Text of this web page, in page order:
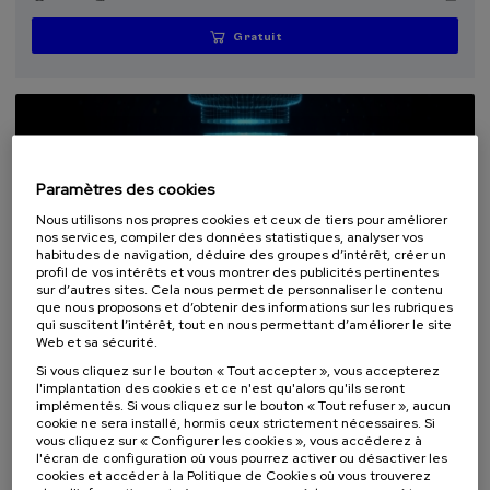
...
Gratuit
Dernières
places
Gratuit
Date
passée
Liste
d'attente
Période
d'inscription
SCIENCE ET TECHNOLOGIE
30. SEP-02. OCT, 2026
EMMI Workshop: Exotic Quantum Matter:
Measurement and Control (EQM-MC)
30 h. Anglais .
Paramètres des cookies
Nous utilisons nos propres cookies et ceux de tiers pour améliorer
nos services, compiler des données statistiques, analyser vos
habitudes de navigation, déduire des groupes d’intérêt, créer un
profil de vos intérêts et vous montrer des publicités pertinentes
sur d’autres sites. Cela nous permet de personnaliser le contenu
que nous proposons et d’obtenir des informations sur les rubriques
qui suscitent l’intérêt, tout en nous permettant d’améliorer le site
Web et sa sécurité.
Si vous cliquez sur le bouton « Tout accepter », vous accepterez
l'implantation des cookies et ce n'est qu'alors qu'ils seront
implémentés. Si vous cliquez sur le bouton « Tout refuser », aucun
cookie ne sera installé, hormis ceux strictement nécessaires. Si
vous cliquez sur « Configurer les cookies », vous accéderez à
l'écran de configuration où vous pourrez activer ou désactiver les
cookies et accéder à la Politique de Cookies où vous trouverez